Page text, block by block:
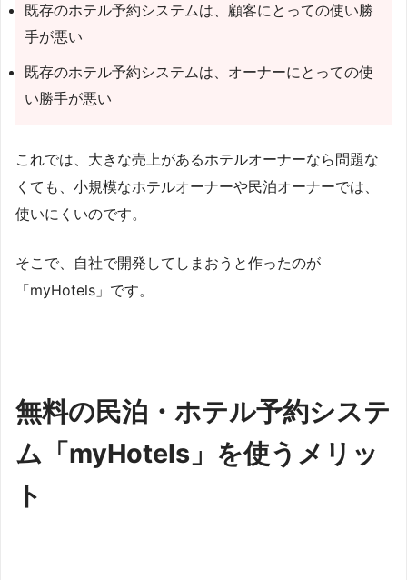
既存のホテル予約システムは、顧客にとっての使い勝
手が悪い
既存のホテル予約システムは、オーナーにとっての使
い勝手が悪い
これでは、大きな売上があるホテルオーナーなら問題な
くても、小規模なホテルオーナーや民泊オーナーでは、
使いにくいのです。
そこで、自社で開発してしまおうと作ったのが
「myHotels」です。
無料の民泊・ホテル予約システ
ム「myHotels」を使うメリッ
ト